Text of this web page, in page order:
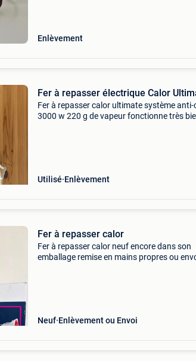
Enlèvement
Fer à repasser électrique Calor
Fer à repasser calor ultimate système anti-
3000 w 220 g de vapeur fonctionne très
Utilisé Enlèvement
Fer à repasser calor
Fer à repasser calor neuf encore dans son
emballage remise en mains propres ou
Neuf Enlèvement ou Envoi